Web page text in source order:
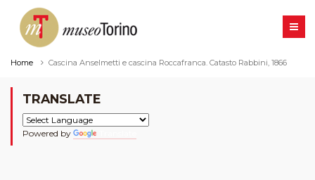
Home Cascina Anselmetti e cascina Roccafranca. Catasto Rabbini, 1866
TRANSLATE
Powered by